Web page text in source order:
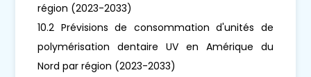
région (2023-2033)
10.2 Prévisions de consommation d'unités de
polymérisation dentaire UV en Amérique du
Nord par région (2023-2033)